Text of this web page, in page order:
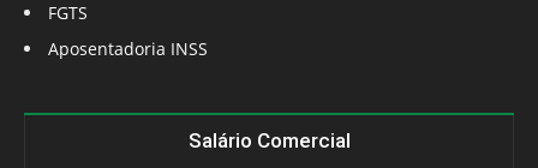
FGTS
Aposentadoria INSS
Salário Comercial